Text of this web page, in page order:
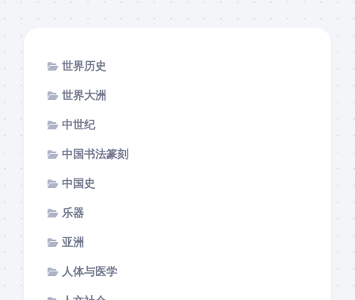
世界历史
世界大洲
中世纪
中国书法篆刻
中国史
乐器
亚洲
人体与医学